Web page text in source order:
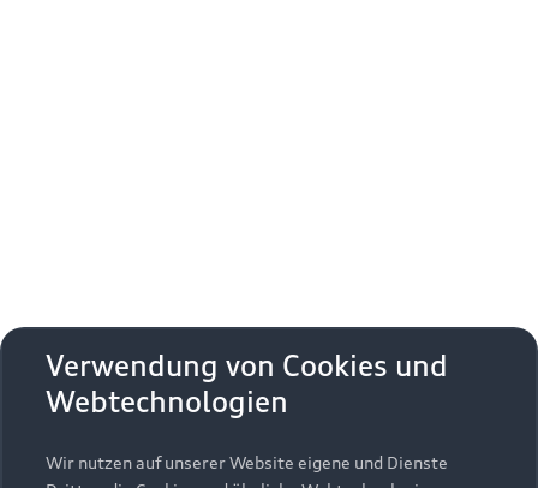
Zurück nach oben
Modelle
Alle Modelle
Kaufen & leasen
Verwendung von Cookies und
Webtechnologien
Wir nutzen auf unserer Website eigene und Dienste